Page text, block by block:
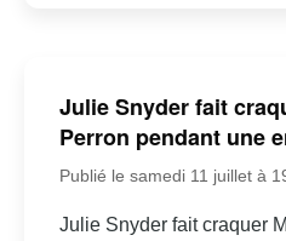
Julie Snyder fait
Perron pendant une
Publié le samedi 11 juillet à
Julie Snyder fait craquer